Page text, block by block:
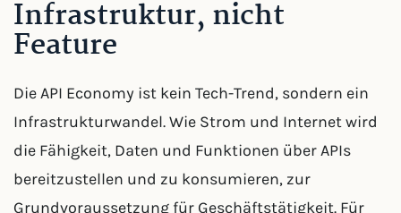
Infrastruktur, nicht
Feature
Die API Economy ist kein Tech-Trend, sondern ein
Infrastrukturwandel. Wie Strom und Internet wird
die Fähigkeit, Daten und Funktionen über APIs
bereitzustellen und zu konsumieren, zur
Grundvoraussetzung für Geschäftstätigkeit. Für